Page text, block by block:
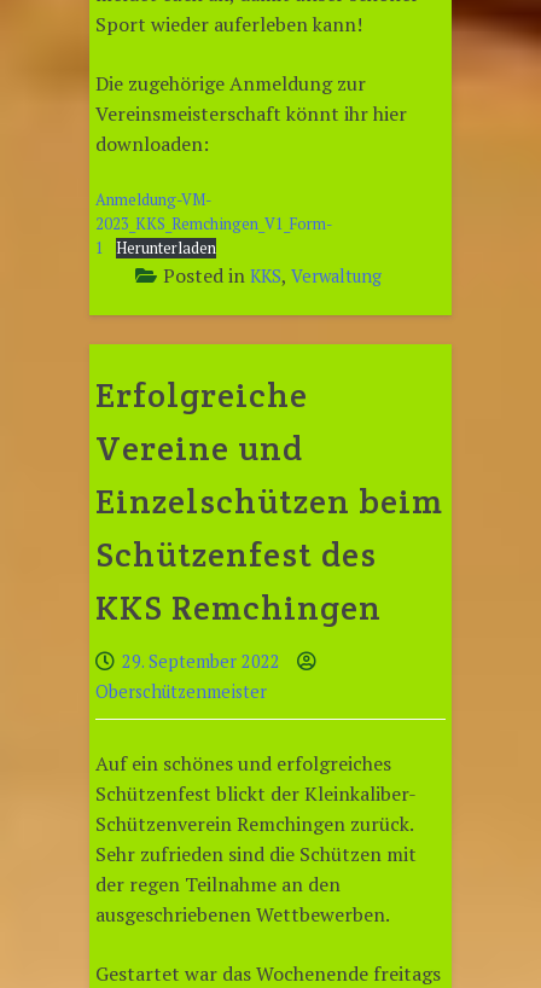
Sport wieder auferleben kann!
Die zugehörige Anmeldung zur
Vereinsmeisterschaft könnt ihr hier
downloaden:
Anmeldung-VM-
2023_KKS_Remchingen_V1_Form-
1
Herunterladen
Posted in KKS, Verwaltung
Erfolgreiche
Vereine und
Einzelschützen beim
Schützenfest des
KKS Remchingen
29. September 2022
Oberschützenmeister
Auf ein schönes und erfolgreiches
Schützenfest blickt der Kleinkaliber-
Schützenverein Remchingen zurück.
Sehr zufrieden sind die Schützen mit
der regen Teilnahme an den
ausgeschriebenen Wettbewerben.
Gestartet war das Wochenende freitags